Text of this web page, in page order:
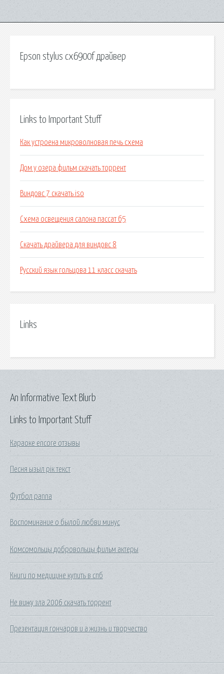
Epson stylus cx6900f драйвер
Links to Important Stuff
Как устроена микроволновая печь схема
Дом у озера фильм скачать торрент
Виндовс 7 скачать iso
Схема освещения салона пассат б5
Скачать драйвера для виндовс 8
Русский язык гольцова 11 класс скачать
Links
Links to Important Stuff
Караоке encore отзывы
Песня ызыл рік текст
Футбол panna
Воспоминание о былой любви минус
Комсомольцы добровольцы фильм актеры
Книги по медицине купить в спб
Не вижу зла 2006 скачать торрент
Презентация гончаров и а жизнь и творчество
An Informative Text Blurb